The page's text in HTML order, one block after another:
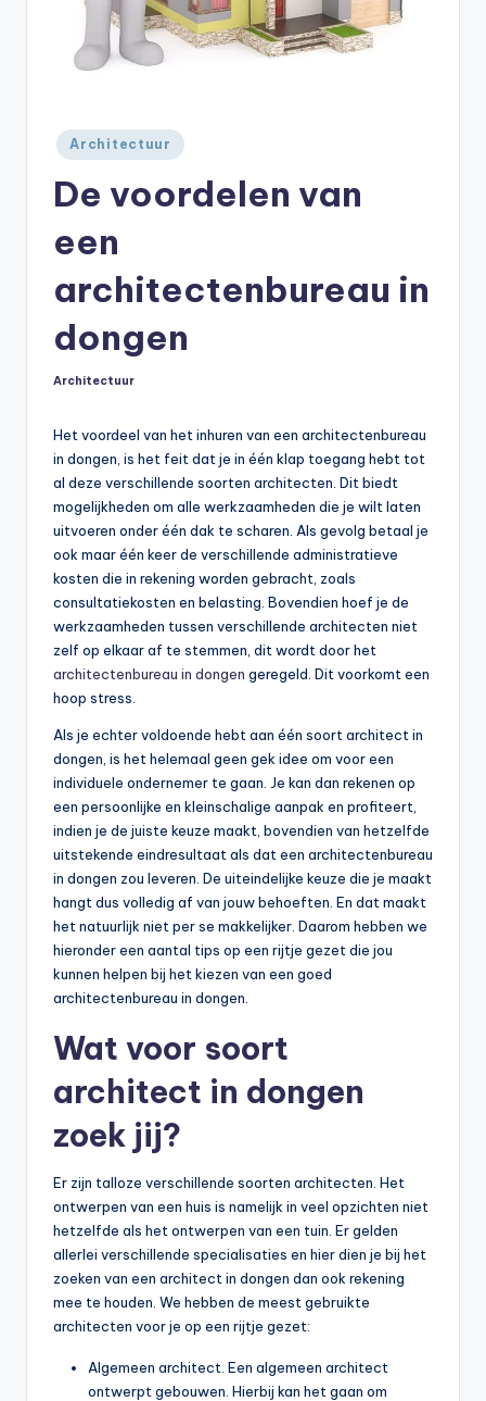
Geplaatst
in
Architectuur
De voordelen van
een
architectenbureau in
dongen
Geplaatst
Architectuur
Het voordeel van het inhuren van een architectenbureau
in dongen, is het feit dat je in één klap toegang hebt tot
al deze verschillende soorten architecten. Dit biedt
mogelijkheden om alle werkzaamheden die je wilt laten
uitvoeren onder één dak te scharen. Als gevolg betaal je
ook maar één keer de verschillende administratieve
kosten die in rekening worden gebracht, zoals
consultatiekosten en belasting. Bovendien hoef je de
werkzaamheden tussen verschillende architecten niet
zelf op elkaar af te stemmen, dit wordt door het
architectenbureau in dongen geregeld. Dit voorkomt een
hoop stress.
Als je echter voldoende hebt aan één soort architect in
dongen, is het helemaal geen gek idee om voor een
individuele ondernemer te gaan. Je kan dan rekenen op
een persoonlijke en kleinschalige aanpak en profiteert,
indien je de juiste keuze maakt, bovendien van hetzelfde
uitstekende eindresultaat als dat een architectenbureau
in dongen zou leveren. De uiteindelijke keuze die je maakt
hangt dus volledig af van jouw behoeften. En dat maakt
het natuurlijk niet per se makkelijker. Daarom hebben we
hieronder een aantal tips op een rijtje gezet die jou
kunnen helpen bij het kiezen van een goed
architectenbureau in dongen.
Wat voor soort
architect in dongen
zoek jij?
Er zijn talloze verschillende soorten architecten. Het
ontwerpen van een huis is namelijk in veel opzichten niet
hetzelfde als het ontwerpen van een tuin. Er gelden
allerlei verschillende specialisaties en hier dien je bij het
zoeken van een architect in dongen dan ook rekening
mee te houden. We hebben de meest gebruikte
architecten voor je op een rijtje gezet:
Algemeen architect. Een algemeen architect
ontwerpt gebouwen. Hierbij kan het gaan om